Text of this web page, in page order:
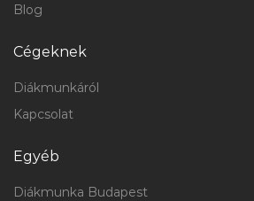
Blog
Cégeknek
Diákmunkáról
Kapcsolat
Egyéb
Diákmunka Budapest